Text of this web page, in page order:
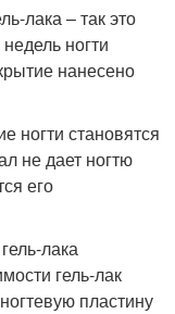
лака – так это
ногти
нанесено
ногти становятся
не дает ногтю
его
лака
гель-лак
пластину